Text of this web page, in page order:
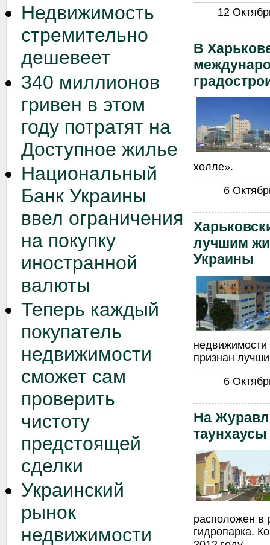
Недвижимость
стремительно
дешевеет
340 миллионов
гривен в этом
году потратят на
Доступное жилье
Национальный
Банк Украины
ввел ограничения
на покупку
иностранной
валюты
Теперь каждый
покупатель
недвижимости
сможет сам
проверить
чистоту
предстоящей
сделки
Украинский
рынок
недвижимости
12
В
холле».
6
лучшим
Украины
признан
6
На
таунхаусы
расположен в
гидропарка.